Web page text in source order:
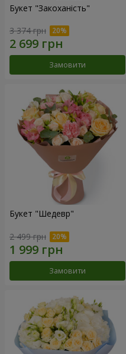
Букет "Закоханість"
3 374 грн
Замовити
Букет "Шедевр"
2 499 грн
Замовити